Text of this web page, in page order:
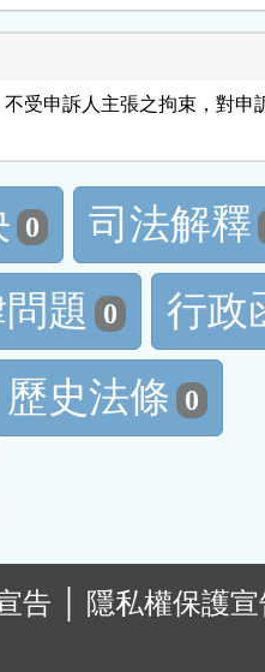
受申訴人主張之拘束，對申
0
司法解釋
題 0
行政
歷史法條 0
告
隱私權保護